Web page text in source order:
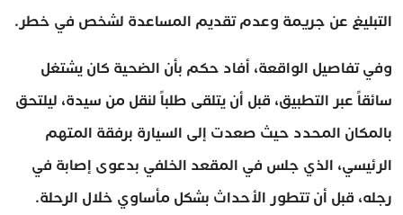
التبليغ عن جريمة وعدم تقديم المساعدة لشخص في خطر.
وفي تفاصيل الواقعة، أفاد حكم بأن الضحية كان يشتغل
سائقاً عبر التطبيق، قبل أن يتلقى طلباً لنقل من سيدة، ليلتحق
بالمكان المحدد حيث صعدت إلى السيارة برفقة المتهم
الرئيسي، الذي جلس في المقعد الخلفي بدعوى إصابة في
رجله، قبل أن تتطور الأحداث بشكل مأساوي خلال الرحلة.